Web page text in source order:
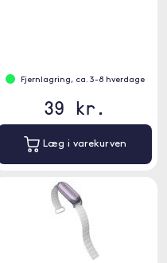
Fjernlagring, ca. 3-8 hverdage
39 kr.
Læg i varekurven